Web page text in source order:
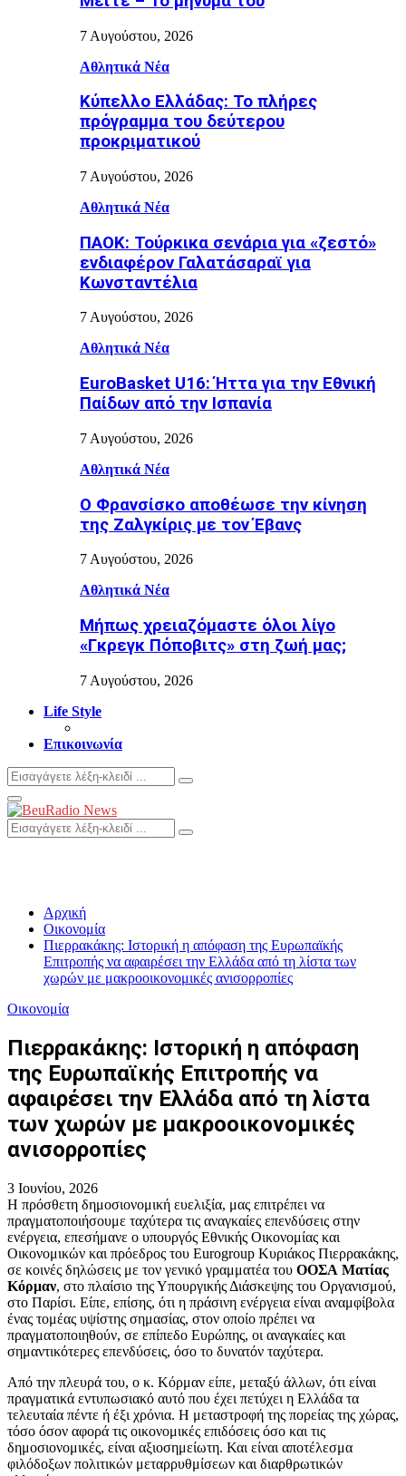
7 Αυγούστου, 2026
Αθλητικά Νέα
Κύπελλο Ελλάδας: Το πλήρες
πρόγραμμα του δεύτερου
προκριματικού
7 Αυγούστου, 2026
Αθλητικά Νέα
ΠΑΟΚ: Τούρκικα σενάρια για «ζεστό»
ενδιαφέρον Γαλατάσαραϊ για
Κωνσταντέλια
7 Αυγούστου, 2026
Αθλητικά Νέα
EuroBasket U16: Ήττα για την Εθνική
Παίδων από την Ισπανία
7 Αυγούστου, 2026
Αθλητικά Νέα
Ο Φρανσίσκο αποθέωσε την κίνηση
της Ζαλγκίρις με τον Έβανς
7 Αυγούστου, 2026
Αθλητικά Νέα
Μήπως χρειαζόμαστε όλοι λίγο
«Γκρεγκ Πόποβιτς» στη ζωή μας;
7 Αυγούστου, 2026
Life Style
Επικοινωνία
Search
for:
Search
Primary
Menu
Search
for:
Search
Αρχική
Οικονομία
Πιερρακάκης: Ιστορική η απόφαση της Ευρωπαϊκής
Επιτροπής να αφαιρέσει την Ελλάδα από τη λίστα των
χωρών με μακροοικονομικές ανισορροπίες
Οικονομία
Πιερρακάκης: Ιστορική η απόφαση
της Ευρωπαϊκής Επιτροπής να
αφαιρέσει την Ελλάδα από τη λίστα
των χωρών με μακροοικονομικές
ανισορροπίες
3 Ιουνίου, 2026
Η πρόσθετη δημοσιονομική ευελιξία, μας επιτρέπει να
πραγματοποιήσουμε ταχύτερα τις αναγκαίες επενδύσεις στην
ενέργεια, επεσήμανε ο υπουργός Εθνικής Οικονομίας και
Οικονομικών και πρόεδρος του Eurogroup Κυριάκος Πιερρακάκης,
σε κοινές δηλώσεις με τον γενικό γραμματέα του ΟΟΣΑ Ματίας
Κόρμαν, στο πλαίσιο της Υπουργικής Διάσκεψης του Οργανισμού,
στο Παρίσι. Είπε, επίσης, ότι η πράσινη ενέργεια είναι αναμφίβολα
ένας τομέας υψίστης σημασίας, στον οποίο πρέπει να
πραγματοποιηθούν, σε επίπεδο Ευρώπης, οι αναγκαίες και
σημαντικότερες επενδύσεις, όσο το δυνατόν ταχύτερα.
Από την πλευρά του, ο κ. Κόρμαν είπε, μεταξύ άλλων, ότι είναι
πραγματικά εντυπωσιακό αυτό που έχει πετύχει η Ελλάδα τα
τελευταία πέντε ή έξι χρόνια. Η μεταστροφή της πορείας της χώρας,
τόσο όσον αφορά τις οικονομικές επιδόσεις όσο και τις
δημοσιονομικές, είναι αξιοσημείωτη. Και είναι αποτέλεσμα
φιλόδοξων πολιτικών μεταρρυθμίσεων και διαρθρωτικών